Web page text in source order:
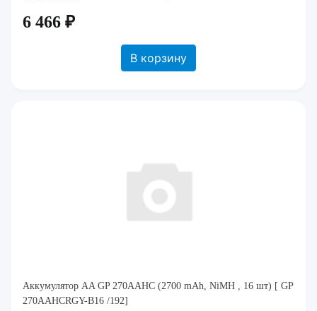
6 466 ₽
В корзину
Аккумулятор AA GP 270AAHC (2700 mAh, NiMH , 16 шт) [ GP
270AAHCRGY-B16 /192]